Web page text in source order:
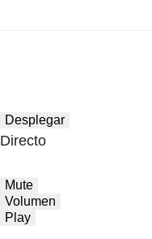
Desplegar
Directo
Mute
Volumen
Play